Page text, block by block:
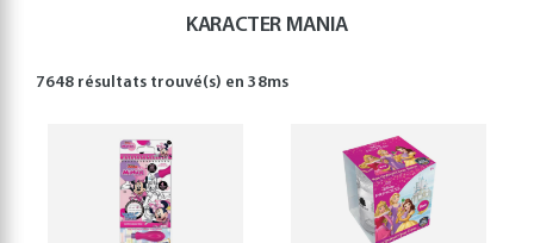
KARACTER MANIA
7648 résultats trouvé(s) en38ms